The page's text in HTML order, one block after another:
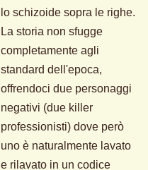
lo schizoide sopra le righe.
La storia non sfugge
completamente agli
standard dell'epoca,
offrendoci due personaggi
negativi (due killer
professionisti) dove però
uno è naturalmente lavato
e rilavato in un codice